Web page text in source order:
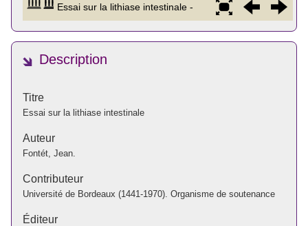
Description
Titre
Essai sur la lithiase intestinale
Auteur
Fontét, Jean.
Contributeur
Université de Bordeaux (1441-1970). Organisme de soutenance
Éditeur